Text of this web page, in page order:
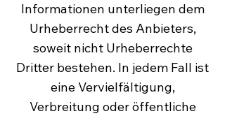
Informationen unterliegen dem
Urheberrecht des Anbieters,
soweit nicht Urheberrechte
Dritter bestehen. In jedem Fall ist
eine Vervielfältigung,
Verbreitung oder öffentliche